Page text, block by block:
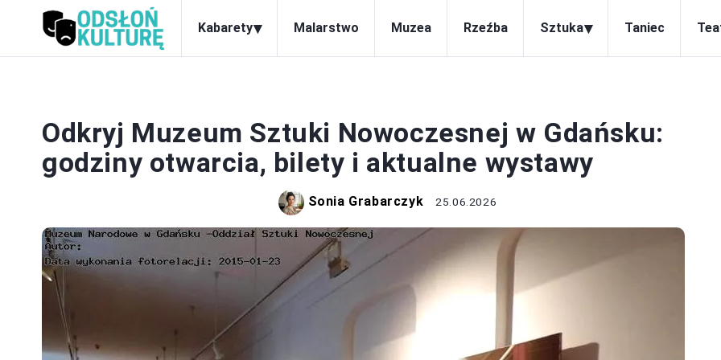
Kabarety▾ Malarstwo Muzea Rzeźba Sztuka▾ Taniec
Odkryj Muzeum Sztuki Nowoczesnej w Gdańsku:
godziny otwarcia, bilety i aktualne wystawy
Sonia Grabarczyk 25.06.2026